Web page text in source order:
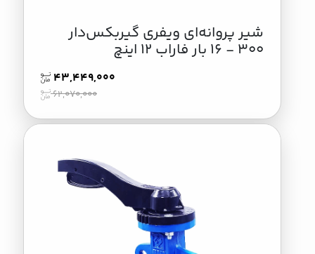
شیر پروانه‌ای ویفری گیربکس‌دار
300 - 16 بار فاراب 12 اینچ
43,449,000
62,070,000